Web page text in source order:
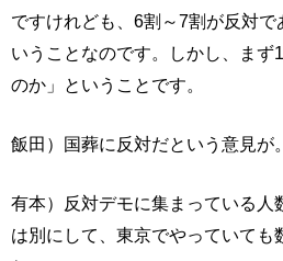
ですけれども、6割～7割が反対で
いうことなのです。しかし、まず
のか」ということです。
飯田）国葬に反対だという意見が。
有本）反対デモに集まっている人
は別にして、東京でやっていても